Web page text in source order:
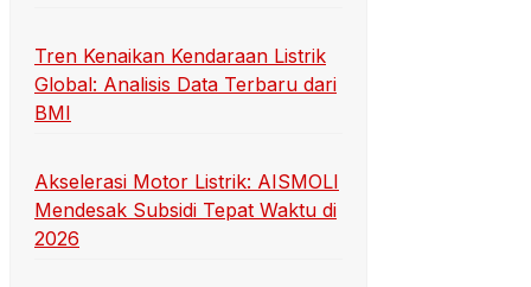
Tren Kenaikan Kendaraan Listrik
Global: Analisis Data Terbaru dari
BMI
Akselerasi Motor Listrik: AISMOLI
Mendesak Subsidi Tepat Waktu di
2026